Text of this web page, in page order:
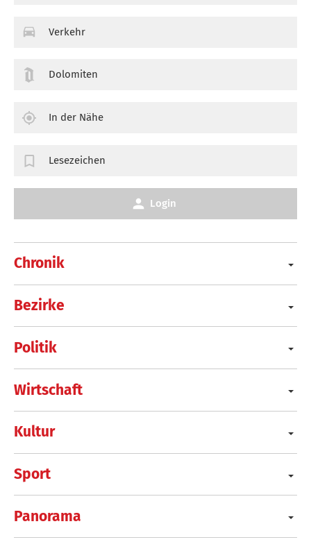
Chronik
Bezirke
Politik
Wirtschaft
Kultur
Sport
Panorama
Verkehr
Dolomiten
In der Nähe
Lesezeichen
Login